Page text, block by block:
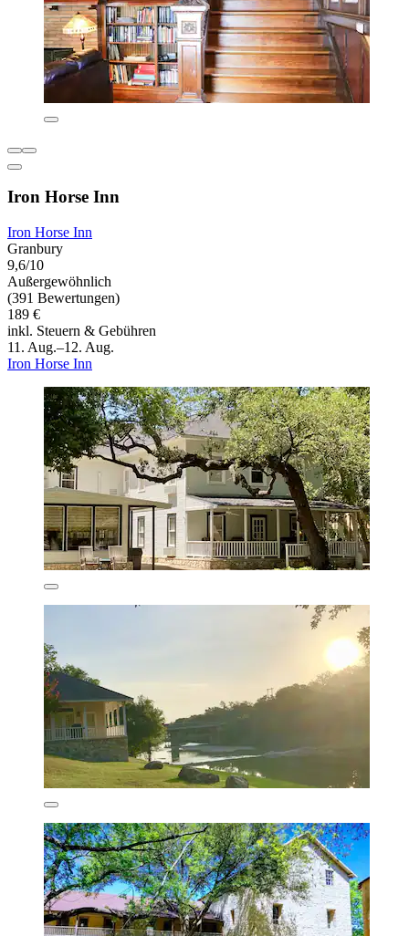
Iron Horse Inn
Iron Horse Inn
Granbury
9,6/10
Außergewöhnlich
(391 Bewertungen)
189 €
inkl. Steuern & Gebühren
11. Aug.–12. Aug.
Iron Horse Inn